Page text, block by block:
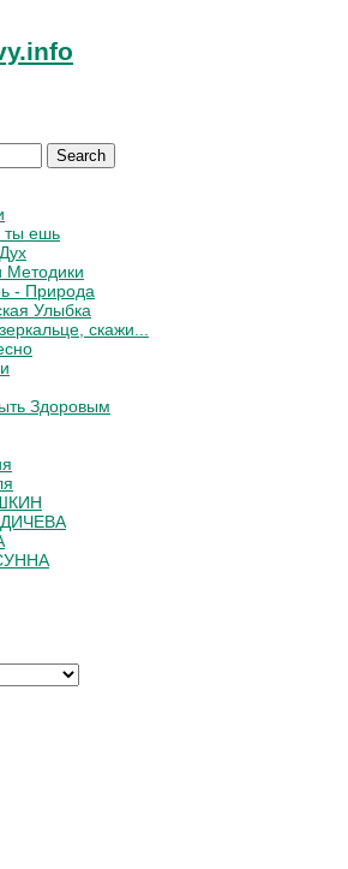
Search
ты ешь
Методики
- Природа
Улыбка
скажи...
Здоровым